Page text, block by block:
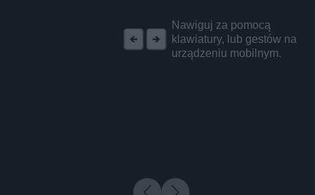
Nawiguj za pomocą
klawiatury, lub gestów na
urządzeniu mobilnym.